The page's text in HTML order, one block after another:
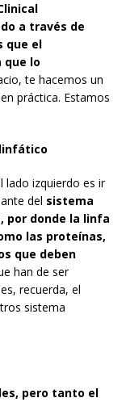
a través de
que el
que lo
te hacemos un
práctica. Estamos
lado izquierdo es ir
del sistema
por donde la linfa
las proteínas,
que deben
han de ser
recuerda, el
sistema
pero tanto el